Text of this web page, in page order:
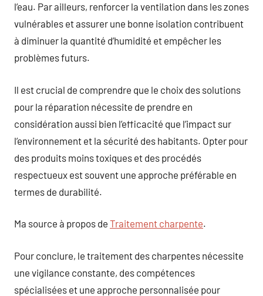
l’eau. Par ailleurs, renforcer la ventilation dans les zones
vulnérables et assurer une bonne isolation contribuent
à diminuer la quantité d’humidité et empêcher les
problèmes futurs.
Il est crucial de comprendre que le choix des solutions
pour la réparation nécessite de prendre en
considération aussi bien l’efficacité que l’impact sur
l’environnement et la sécurité des habitants. Opter pour
des produits moins toxiques et des procédés
respectueux est souvent une approche préférable en
termes de durabilité.
Ma source à propos de Traitement charpente.
Pour conclure, le traitement des charpentes nécessite
une vigilance constante, des compétences
spécialisées et une approche personnalisée pour